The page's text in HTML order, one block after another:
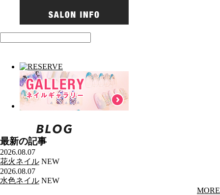
最新の記事
2026.08.07
花火ネイル NEW
2026.08.07
水色ネイル NEW
MORE